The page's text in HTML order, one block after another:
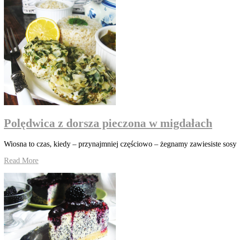
Polędwica z dorsza pieczona w migdałach
Wiosna to czas, kiedy – przynajmniej częściowo – żegnamy zawiesiste
Read More